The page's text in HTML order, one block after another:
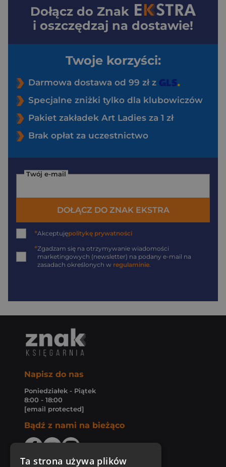
Dołącz do Znak
i oszczędzaj na dostawie!
Twoje korzyści:
Darmowa dostawa od 99 zł z
Specjalne zniżki tylko dla klubowiczów
Pakiet zakładek Art Ladies za 1 zł
Brak opłat za uczestnictwo
Twój e-mail
DOŁĄCZ DO ZNAK EKSTRA
*Akceptujępolitykę prywatności
*Zgadzam się na otrzymywanie wiadomości
marketingowych (newsletter) na podany e-mail na
zasadach określonych w regulaminie.
Napisz do nas
Poniedziałek - Piątek
8:00 - 18:00
[email protected]
Bądź z nami na bieżąco
Ta strona używa plików